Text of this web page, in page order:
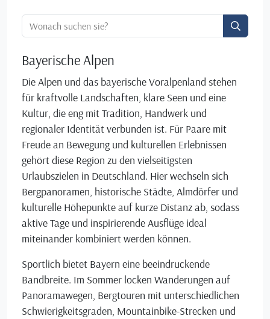
Ortssuche:
Bayerische Alpen
Die Alpen und das bayerische Voralpenland stehen
für kraftvolle Landschaften, klare Seen und eine
Kultur, die eng mit Tradition, Handwerk und
regionaler Identität verbunden ist. Für Paare mit
Freude an Bewegung und kulturellen Erlebnissen
gehört diese Region zu den vielseitigsten
Urlaubszielen in Deutschland. Hier wechseln sich
Bergpanoramen, historische Städte, Almdörfer und
kulturelle Höhepunkte auf kurze Distanz ab, sodass
aktive Tage und inspirierende Ausflüge ideal
miteinander kombiniert werden können.
Sportlich bietet Bayern eine beeindruckende
Bandbreite. Im Sommer locken Wanderungen auf
Panoramawegen, Bergtouren mit unterschiedlichen
Schwierigkeitsgraden, Mountainbike-Strecken und